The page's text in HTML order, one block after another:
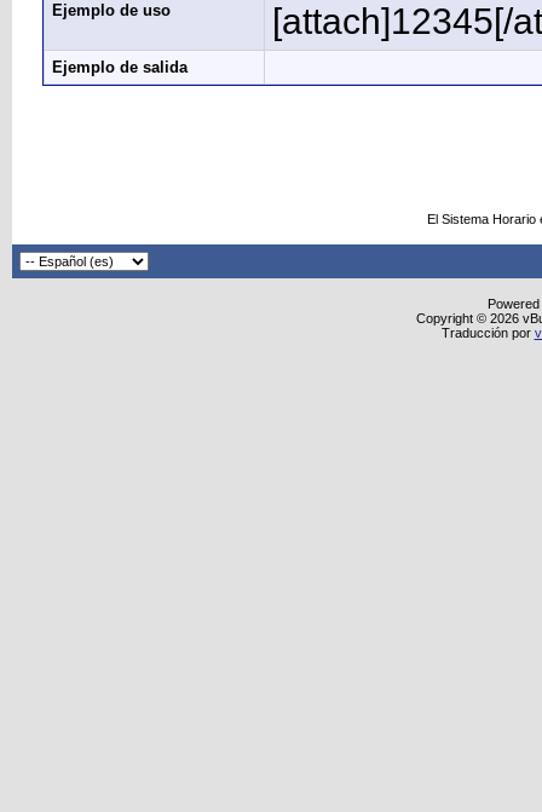
Ejemplo de uso [attach]12345[/
Ejemplo de salida
El Sistema
Copyright © 2026
Traducción por